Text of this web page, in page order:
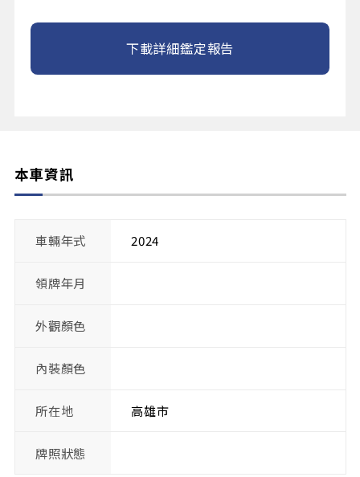
下載詳細鑑定報告
本車資訊
車輛年式 2024
領牌年月
外觀顏色
內裝顏色
所在地 高雄市
牌照狀態